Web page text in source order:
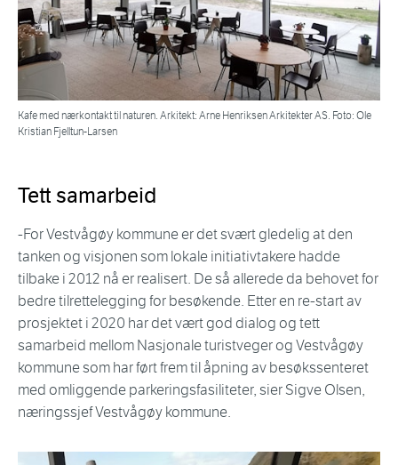
Kafe med nærkontakt til naturen. Arkitekt: Arne Henriksen Arkitekter AS. Foto: Ole
Kristian Fjelltun-Larsen
Tett samarbeid
-For Vestvågøy kommune er det svært gledelig at den
tanken og visjonen som lokale initiativtakere hadde
tilbake i 2012 nå er realisert. De så allerede da behovet for
bedre tilrettelegging for besøkende. Etter en re-start av
prosjektet i 2020 har det vært god dialog og tett
samarbeid mellom Nasjonale turistveger og Vestvågøy
kommune som har ført frem til åpning av besøkssenteret
med omliggende parkeringsfasiliteter, sier Sigve Olsen,
næringssjef Vestvågøy kommune.